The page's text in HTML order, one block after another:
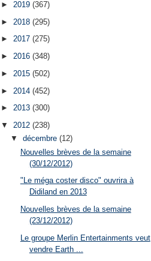
► 2019(367)
► 2018(295)
►2017(275)
►2016(348)
► 2015(502)
► 2014(452)
►2013(300)
▼2012(238)
▼ décembre (12)
Nouvelles brèves de la semaine
(30/12/2012)
"Le méga coster disco" ouvrira à
Didiland en 2013
Nouvelles brèves de la semaine
(23/12/2012)
Le groupe Merlin Entertainments veut
vendre Earth ...